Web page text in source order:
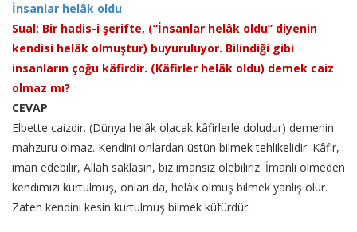
İnsanlar helâk oldu
Sual: Bir hadis-i şerifte, (“İnsanlar helâk oldu” diyenin
kendisi helâk olmuştur) buyuruluyor. Bilindiği gibi
insanların çoğu kâfirdir. (Kâfirler helâk oldu) demek caiz
olmaz mı?
CEVAP
Elbette caizdir. (Dünya helâk olacak kâfirlerle doludur) demenin
mahzuru olmaz. Kendini onlardan üstün bilmek tehlikelidir. Kâfir,
iman edebilir, Allah saklasın, biz imansız ölebiliriz. İmanlı ölmeden
kendimizi kurtulmuş, onları da, helâk olmuş bilmek yanlış olur.
Zaten kendini kesin kurtulmuş bilmek küfürdür.